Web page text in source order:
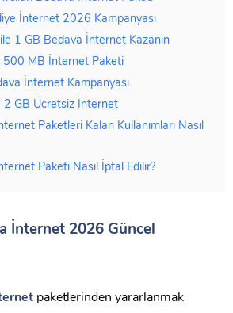
İnternet 2026 Kampanyası
1 GB Bedava İnternet Kazanın
500 MB İnternet Paketi
İnternet Kampanyası
2 GB Ücretsiz İnternet
Paketleri Kalan Kullanımları Nasıl
Paketi Nasıl İptal Edilir?
İnternet 2026 Güncel
paketlerinden yararlanmak